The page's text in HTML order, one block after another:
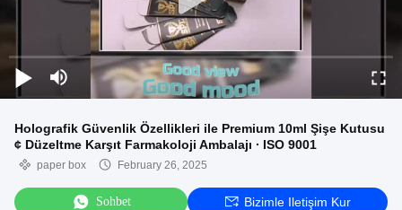
Holografik Güvenlik Özellikleri ile Premium 10ml Şişe Kutusu
¢ Düzeltme Karşıt Farmakoloji Ambalajı ∙ ISO 9001
paper box February 26, 2025
Sohbet Bizimle Iletişim Kur